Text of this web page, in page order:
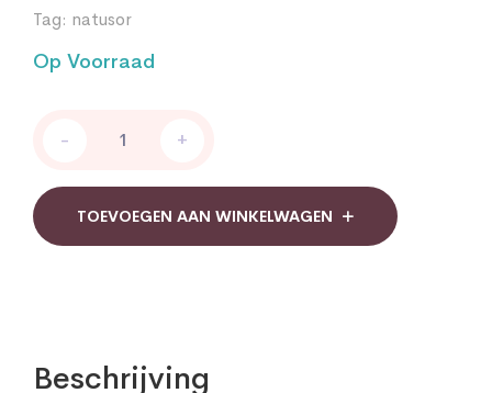
Tag: natusor
Op Voorraad
Zeezout
naturalize
quantity
- +
TOEVOEGEN AAN WINKELWAGEN
Beschrijving